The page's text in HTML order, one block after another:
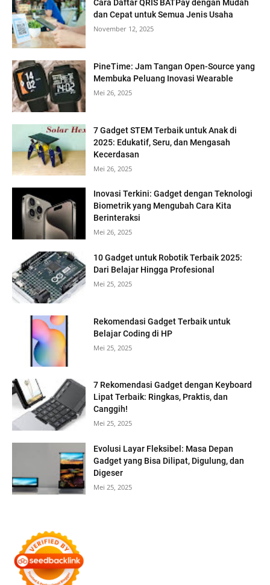
Cara Daftar QRIS BATPay dengan Mudah
dan Cepat untuk Semua Jenis Usaha
November 12, 2025
PineTime: Jam Tangan Open-Source yang
Membuka Peluang Inovasi Wearable
Mei 26, 2025
7 Gadget STEM Terbaik untuk Anak di
2025: Edukatif, Seru, dan Mengasah
Kecerdasan
Mei 26, 2025
Inovasi Terkini: Gadget dengan Teknologi
Biometrik yang Mengubah Cara Kita
Berinteraksi
Mei 26, 2025
10 Gadget untuk Robotik Terbaik 2025:
Dari Belajar Hingga Profesional
Mei 25, 2025
Rekomendasi Gadget Terbaik untuk
Belajar Coding di HP
Mei 25, 2025
7 Rekomendasi Gadget dengan Keyboard
Lipat Terbaik: Ringkas, Praktis, dan
Canggih!
Mei 25, 2025
Evolusi Layar Fleksibel: Masa Depan
Gadget yang Bisa Dilipat, Digulung, dan
Digeser
Mei 25, 2025